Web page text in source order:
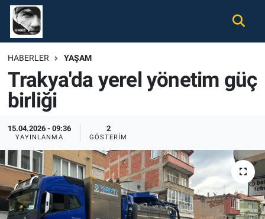
HABERLER YAŞAM
Trakya'da yerel yönetim güç
birliği
15.04.2026 - 09:36
YAYINLANMA
2
GÖSTERIM
Gündem
Ekonomi
Spor
Magazin
Tüm Haberler
İletişim
Nöbetçi Eczaneler
Hava Durumu
Namaz Vakitleri
Trafik Durumu
Süper Lig Puan Durumu ve Fikstür
Tüm Manşetler